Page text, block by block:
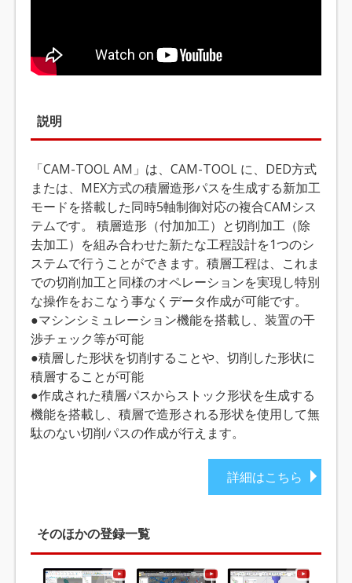
説明
「CAM-TOOL AM」は、CAM-TOOL に、DED方式
または、MEX方式の積層造形パスを生成する新加工
モードを搭載した同時5軸制御対応の複合CAMシス
テムです。 積層造形（付加加工）と切削加工（除
去加工）を組み合わせた新たな工程設計を1つのシ
ステムで行うことができます。積層工程は、これま
での切削加工と同様のオペレーションを実現し特別
な操作をおこなう事なくデータ作成が可能です。
●マシンシミュレーション機能を搭載し、装置の干
渉チェック等が可能
●積層した形状を切削することや、切削した形状に
積層することが可能
●作成された積層パスからストック形状を生成する
機能を搭載し、積層で造形される形状を使用して無
駄のない切削パスの作成が行えます。
詳細はこちら
そのほかの登録一覧